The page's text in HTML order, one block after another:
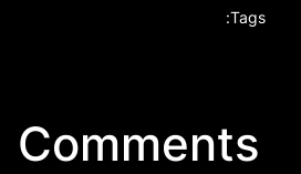
Tags:
Comments